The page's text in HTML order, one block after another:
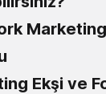
Ekşi ve